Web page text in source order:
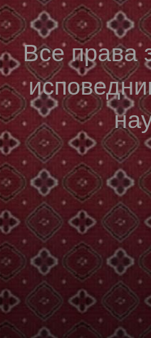
Все права